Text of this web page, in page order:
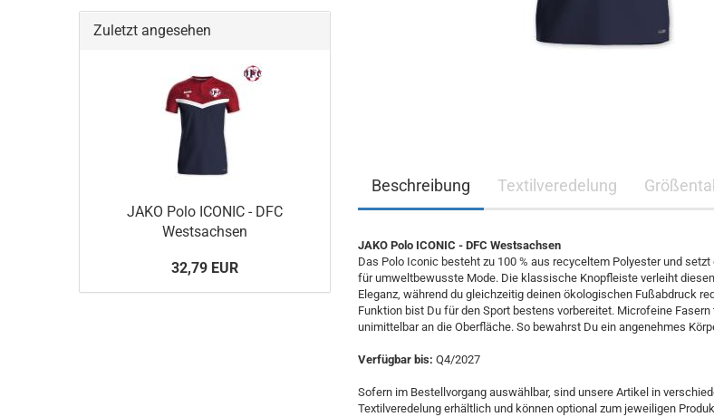
Beschreibung Textilveredelung
JAKO Polo ICONIC - DFC Westsachsen
Das Polo Iconic besteht zu 100 % aus recyceltem Polyester und
für umweltbewusste Mode. Die klassische Knopfleiste verleiht
Eleganz, während du gleichzeitig deinen ökologischen Fußabdruck
Funktion bist Du für den Sport bestens vorbereitet. Microfeine
unimittelbar an die Oberfläche. So bewahrst Du ein angenehmes
Verfügbar bis: Q4/2027
Sofern im Bestellvorgang auswählbar, sind unsere Artikel in
Textilveredelung erhältlich und können optional zum jeweiligen
Zuletzt angesehen
JAKO Polo ICONIC - DFC
Westsachsen
32,79 EUR